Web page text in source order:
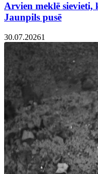
Arvien meklē sievieti,
Jaunpils pusē
30.07.20261